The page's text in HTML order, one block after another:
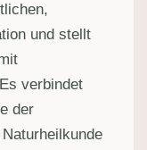
und stellt
verbindet
der